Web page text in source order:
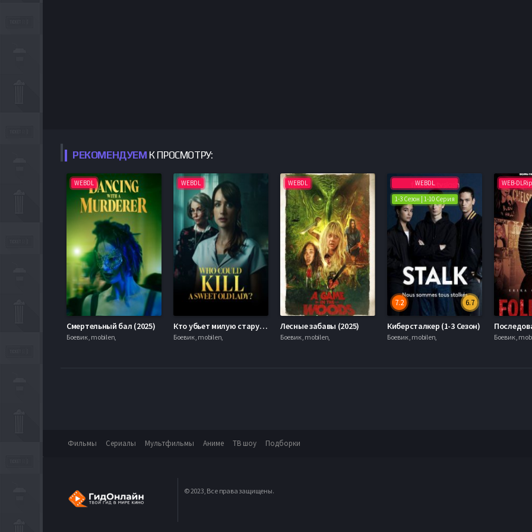
РЕКОМЕНДУЕМ К ПРОСМОТРУ:
WEBDL
Смертельный бал (2025)
Боевик , mobilen,
WEBDL
Кто убьет милую старушку? (2026)
Боевик , mobilen,
WEBDL
Лесные забавы (2025)
Боевик , mobilen,
WEBDL
1-3 Сезон | 1-10 Серия
6.7
7.2
Киберсталкер (1-3 Сезон)
Боевик , mobilen,
WEB-DLRip
Боевик ,
Фильмы Сериалы Мультфильмы Аниме ТВ шоу Подборки
© 2023, Все права защищены.